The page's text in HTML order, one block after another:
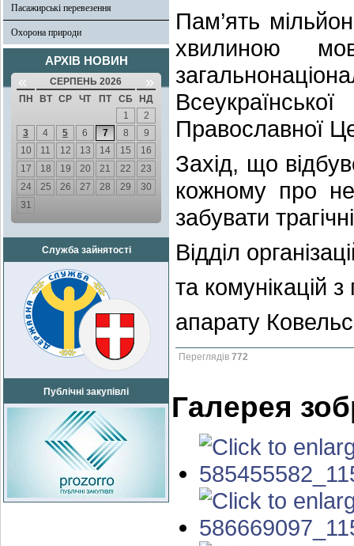
Пасажирські перевезення
Охорона природи
АРХІВ НОВИН
« СЕРПЕНЬ 2026 »
ПН ВТ СР ЧТ ПТ СБ
НД
1
2
3
4 5 6 7 8
9
10
11 12 13 14 15
16
17
18 19 20 21 22
23
24
25 26 27 28 29
30
31
Служба зайнятості
Публічні закупівлі
Пам’ять
хвилиною
Православної
Захід, що
кожному про
забувати
Відділ
та комунікацій
апарату
Переглядів 772
Галерея